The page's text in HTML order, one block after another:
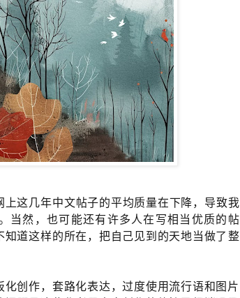
这几年​中文帖子的平均质量在下降，导致我
当然，也可能还有许多人在写相当优质的帖
道这样的​所在，把自己见到的天地当做了​整
创作，套路化表达，过度使用流行语和图片​